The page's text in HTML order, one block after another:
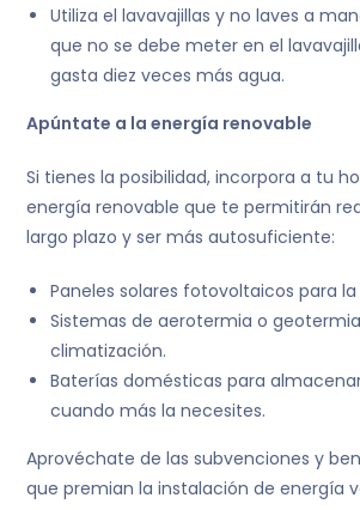
Utiliza el lavavajillas y no laves a
que no se debe meter en el
gasta diez veces más agua.
Apúntate a la energía renovable
Si tienes la posibilidad, incorpora a tu
energía renovable que te permitirán
largo plazo y ser más autosuficiente:
Paneles solares fotovoltaicos para
Sistemas de aerotermia o
climatización.
Baterías domésticas para
cuando más la necesites.
Aprovéchate de las subvenciones y
que premian la instalación de energía